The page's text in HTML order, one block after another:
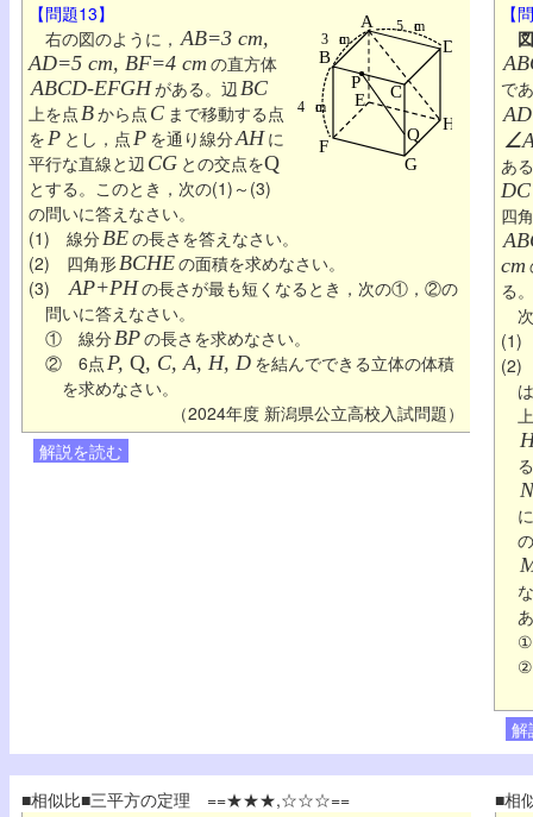
【問題13】
右の図のように， AB=3 cm,
AD=5 cm, BF=4 cm の直方体
ABCD-EFGHがある。辺BC
上を点Bから点 C まで移動する点
をP とし，点P を通り線分AH に
平行な直線と辺 CG との交点をQ
とする。このとき，次の(1)～(3)
の問いに答えなさい。
(1) 線分BEの長さを答えなさい。
(2) 四角形BCHEの面積を求めなさい。
(3) AP+PHの長さが最も短くなるとき，次の①，②の
問いに答えなさい。
① 線分BPの長さを求めなさい。
② 6点P, Q, C, A, H, D を結んでできる立体の体積
を求めなさい。
（2024年度 新潟県公立高校入試問題）
解説を読む
【
で
あ
四
cm
る。
(1)
N
解
■相似比■三平方の定理 ==★★★,☆☆☆==
■相